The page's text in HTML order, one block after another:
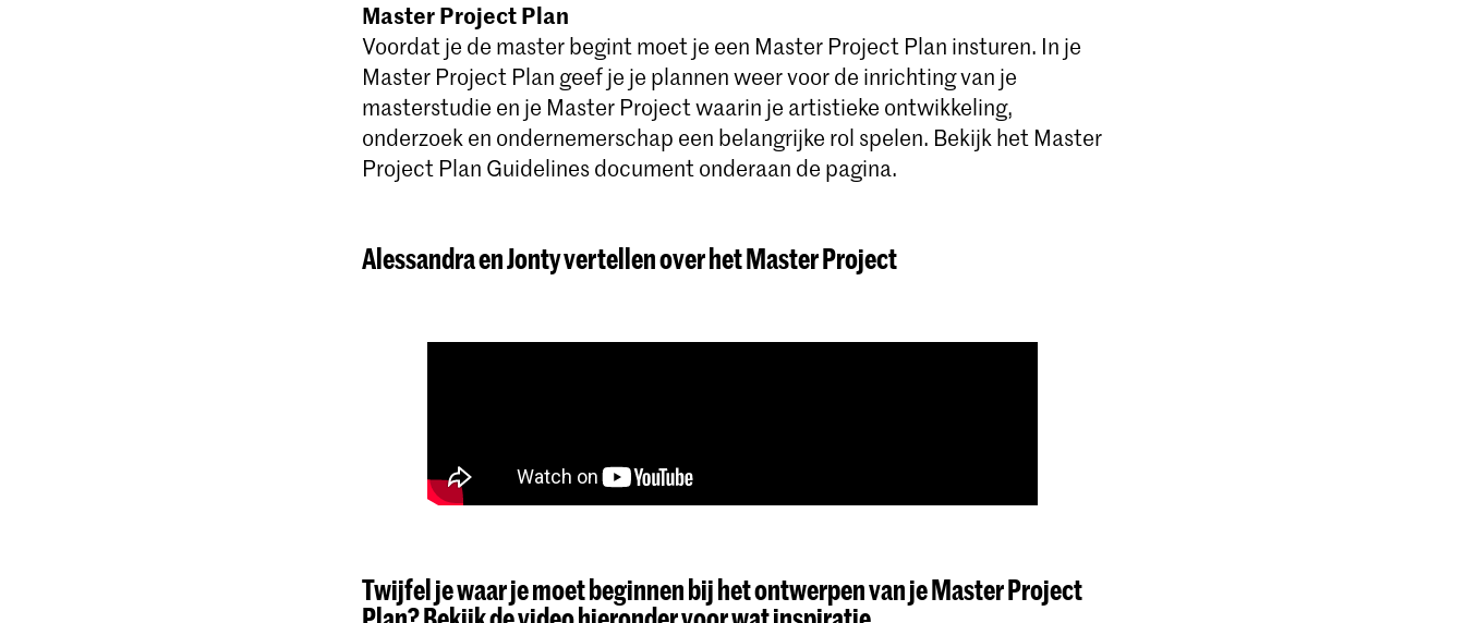
Master Project Plan
Voordat je de master begint moet je een Master Project Plan insturen. In je
Master Project Plan geef je je plannen weer voor de inrichting van je
masterstudie en je Master Project waarin je artistieke ontwikkeling,
onderzoek en ondernemerschap een belangrijke rol spelen. Bekijk het Master
Project Plan Guidelines document onderaan de pagina.
Alessandra en Jonty vertellen over het Master Project
Twijfel je waar je moet beginnen bij het ontwerpen van je Master Project